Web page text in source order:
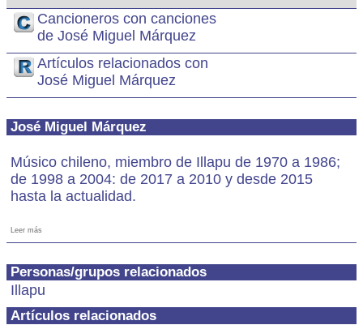
Cancioneros con canciones
de José Miguel Márquez
Artículos relacionados con
José Miguel Márquez
José Miguel Márquez
Músico chileno, miembro de Illapu de 1970 a 1986;
de 1998 a 2004: de 2017 a 2010 y desde 2015
hasta la actualidad.
Leer más
Personas/grupos relacionados
Illapu
Artículos relacionados